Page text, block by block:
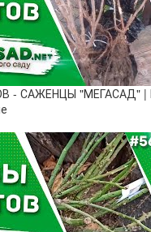
- САЖЕНЦЫ "МЕГАСАД" |